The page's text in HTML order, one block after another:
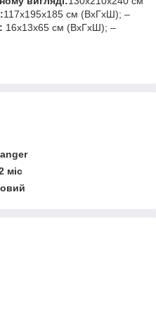
117х195х185 см (ВхГхШ); –
16х13х65 см (ВхГхШ); –
міс